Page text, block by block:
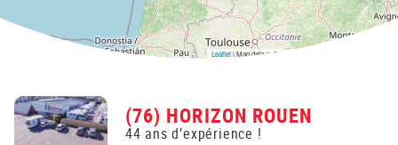
Leaflet| Map data © OpenStreetMap
(76) HORIZON ROUEN
44 ans d’expérience !